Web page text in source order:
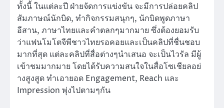
ทั้งนี้ ในแต่ละปี ฝ่ายจัดการแข่งขัน จะมีการปล่อยคลิป
สัมภาษณ์นักบิด, ทำกิจกรรมสนุกๆ, นักบิดพูดภาษา
อีสาน, ภาษาไทยและคำตลกๆมากมาย ซึ่งต้องยอมรับ
ว่าแฟนโมโตจีพีชาวไทยรอคอยและเป็นคลิปที่ชื่นชอบ
มากที่สุด แต่ละคลิปที่สื่อต่างๆนำเสนอ จะเป็นไวรัล มีผู้
เข้าชมมากมาย โดยได้รับความสนใจในสื่อโซเชียลอย่
างสูงสูด ทำเอายอด Engagement, Reach และ
Impression พุ่งไปตามๆกัน